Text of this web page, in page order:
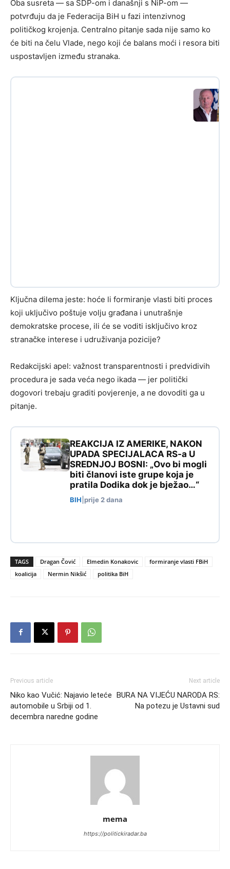
Oba susreta — sa SDP-om i današnji s NiP-om —
potvrđuju da je Federacija BiH u fazi intenzivnog
političkog krojenja. Centralno pitanje sada nije samo ko
će biti na čelu Vlade, nego koji će balans moći i resora biti
uspostavljen između stranaka.
Ključna dilema jeste: hoće li formiranje vlasti biti proces
koji uključivo poštuje volju građana i unutrašnje
demokratske procese, ili će se voditi isključivo kroz
stranačke interese i udruživanja pozicije?
Redakcijski apel: važnost transparentnosti i predvidivih
procedura je sada veća nego ikada — jer politički
dogovori trebaju graditi povjerenje, a ne dovoditi ga u
pitanje.
REAKCIJA IZ AMERIKE, NAKON
UPADA SPECIJALACA RS-a U
SREDNJOJ BOSNI: „Ovo bi mogli
biti članovi iste grupe koja je
pratila Dodika dok je bježao…“
BIH prije 2 dana
TAGS Dragan Čović Elmedin Konakovic
formiranje vlasti FBiH
koalicija
Nermin Nikšić politika BiH
Previous article
Niko kao Vučić: Najavio leteće
automobile u Srbiji od 1.
decembra naredne godine
Next article
BURA NA VIJEĆU NARODA RS:
Na potezu je Ustavni sud
mema
https://politickiradar.ba